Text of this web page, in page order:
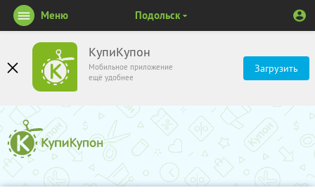
КупиКупон
Мобильное приложение
ещё удобнее
Загрузить
Меню Подольск